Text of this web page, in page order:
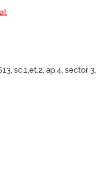
sc.1,et.2, ap.4, sector 3,